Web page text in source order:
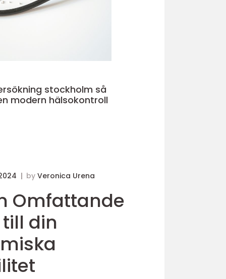
stockholm så
modern hälsokontroll
by Veronica Urena
Omfattande
din